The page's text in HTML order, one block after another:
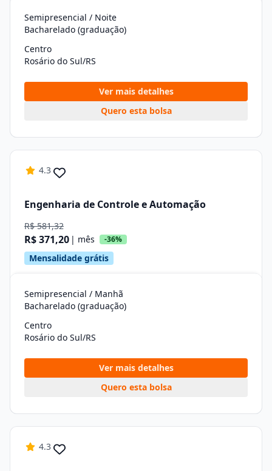
Semipresencial / Noite
Bacharelado (graduação)
Centro
Rosário do Sul/RS
Ver mais detalhes
Quero esta bolsa
4.3
Engenharia de Controle e Automação
R$ 581,32
R$ 371,20 | mês -36%
Mensalidade grátis
Semipresencial / Manhã
Bacharelado (graduação)
Centro
Rosário do Sul/RS
Ver mais detalhes
Quero esta bolsa
4.3